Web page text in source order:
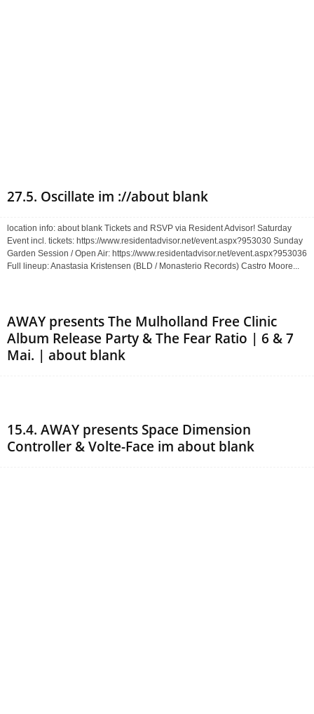
27.5. Oscillate im ://about blank
location info: about blank Tickets and RSVP via Resident Advisor! Saturday
Event incl. tickets: https://www.residentadvisor.net/event.aspx?953030 Sunday
Garden Session / Open Air: https://www.residentadvisor.net/event.aspx?953036
Full lineup: Anastasia Kristensen (BLD / Monasterio Records) Castro Moore...
AWAY presents The Mulholland Free Clinic
Album Release Party & The Fear Ratio | 6 & 7
Mai. | about blank
15.4. AWAY presents Space Dimension
Controller & Volte-Face im about blank